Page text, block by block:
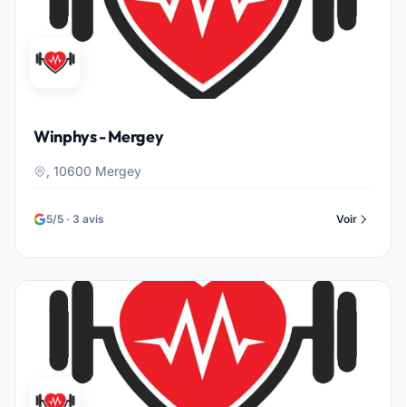
Winphys - Mergey
, 10600 Mergey
5/5 · 3 avis Voir